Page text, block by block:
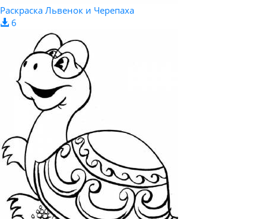
Раскраска Львенок и Черепаха
6